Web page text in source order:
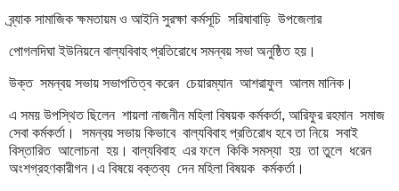
ব্র্যাক সামাজিক ক্ষমতায়ম ও আইনি সুরক্ষা কর্মসূচি সরিষাবাড়ি উপজেলার
পোগলদিঘা ইউনিয়নে বাল্যবিবাহ প্রতিরোধে সমন্বয় সভা অনুষ্ঠিত হয়।
উক্ত সমন্বয় সভায় সভাপতিত্ব করেন চেয়ারম্যান আশরাফুল আলম মানিক।
এ সময় উপস্থিত ছিলেন শায়লা নাজনীন মহিলা বিষয়ক কর্মকর্তা, আরিফুর রহমান সমাজ
সেবা কর্মকর্তা। সমন্বয় সভায় কিভাবে বাল্যবিবাহ প্রতিরোধ হবে তা নিয়ে সবাই
বিস্তারিত আলোচনা হয়। বাল্যবিবাহ এর ফলে কিকি সমস্যা হয় তা তুলে ধরেন
অংশগ্রহণকারীগন।এ বিষয়ে বক্তব্য দেন মহিলা বিষয়ক কর্মকর্তা।